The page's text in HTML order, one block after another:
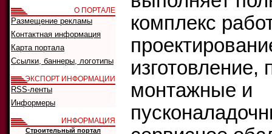
комплекс
изготовление,
монтажные и
О ПОРТАЛЕ
Размещение рекламы
Контактная информация
Карта портала
Ссылки, баннеры, логотипы
ЭКСПОРТ ИНФОРМАЦИИ
RSS-ленты
Информеры
ИНФОРМАЦИЯ
Строительный портал